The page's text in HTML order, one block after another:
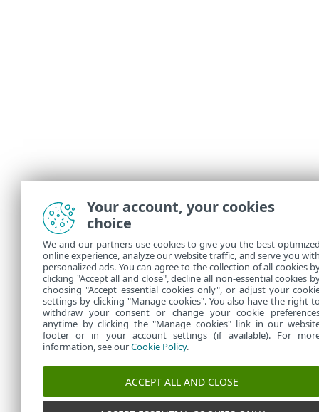
Your account, your cookies
choice
We and our partners use cookies to give you the best
online experience, analyze our website traffic, and serve you
personalized ads. You can agree to the collection of all cookies
clicking "Accept all and close", decline all non-essential cookies
choosing "Accept essential cookies only", or adjust your
settings by clicking "Manage cookies". You also have the right
withdraw your consent or change your cookie
anytime by clicking the "Manage cookies" link in our
footer or in your account settings (if available). For
information, see ourCookie Policy.
ACCEPT ALL AND CLOSE